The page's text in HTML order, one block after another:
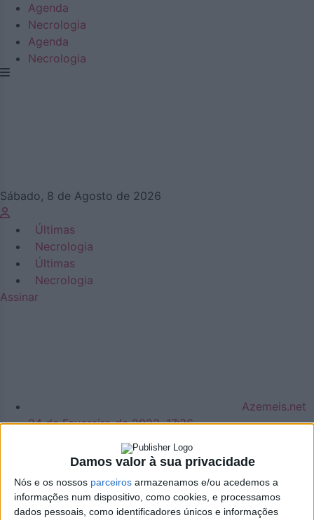
Damos valor à sua privacidade
Nós e os nossos parceiros armazenamos e/ou acedemos a
informações num dispositivo, como cookies, e processamos
dados pessoais, como identificadores únicos e informações
Agenda
Necrologia
Agenda
Necrologia
Sábado, 8 de Agosto de 2026
Últimas
Necrologia
Últimas
Necrologia
Assinar
Azemeis.net
24 de Fevereiro de 2023, 17:36
Concelho, Na Cidade